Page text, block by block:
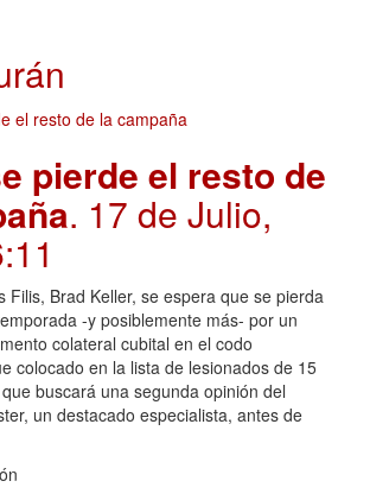
pierde el resto de
. 17 de Julio,
Filis, Brad Keller, se espera que se pierda
-y posiblemente más- por un
colateral cubital en el codo
colocado en la lista de lesionados de 15
buscará una segunda opinión del
un destacado especialista, antes de